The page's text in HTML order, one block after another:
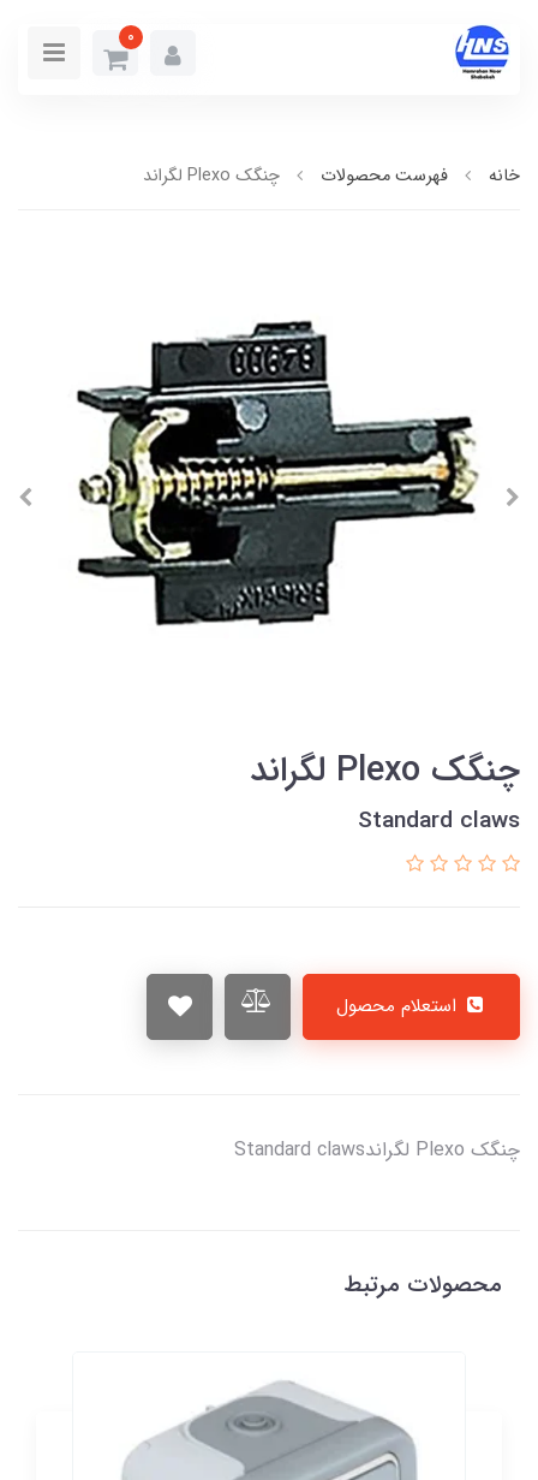
0
خانه فهرست محصولات چنگک Plexo لگراند
چنگک Plexo لگراند
Standard claws
چنگک Plexo لگراندStandard claws
محصولات مرتبط